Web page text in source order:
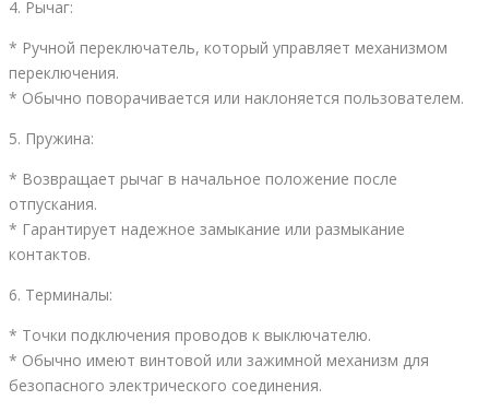
4. Рычаг:
* Ручной переключатель, который управляет механизмом
переключения.
* Обычно поворачивается или наклоняется пользователем.
5. Пружина:
* Возвращает рычаг в начальное положение после
отпускания.
* Гарантирует надежное замыкание или размыкание
контактов.
6. Терминалы:
* Точки подключения проводов к выключателю.
* Обычно имеют винтовой или зажимной механизм для
безопасного электрического соединения.